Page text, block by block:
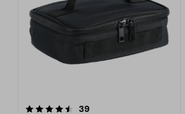
39arvostelut
4.5 viidestä